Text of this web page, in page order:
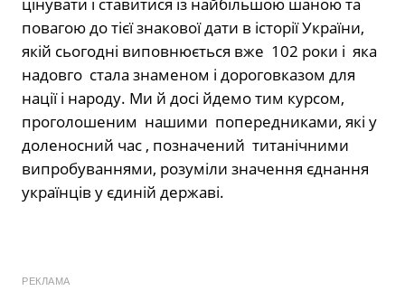
повагою до тієї знакової дати в історії України,
якій сьогодні виповнюється вже 102 роки і яка
надовго стала знаменом і дороговказом для
нації і народу. Ми й досі йдемо тим курсом,
проголошеним нашими попередниками, які у
доленосний час , позначений титанічними
випробуваннями, розуміли значення єднання
українців у єдиній державі.
РЕКЛАМА